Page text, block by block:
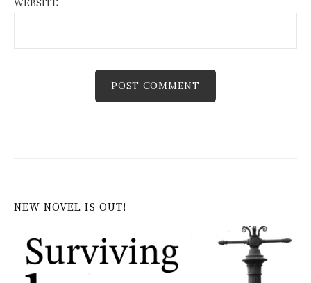
WEBSITE
NEW NOVEL IS OUT!